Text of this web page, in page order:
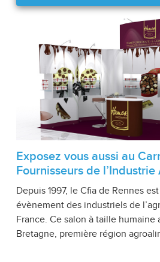
Exposez vous aussi au
Fournisseurs de
Depuis 1997, le Cfia de Rennes
évènement des industriels de
France. Ce salon à taille
Bretagne, première région